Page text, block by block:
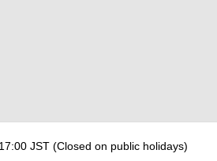
JST (Closed on public holidays)